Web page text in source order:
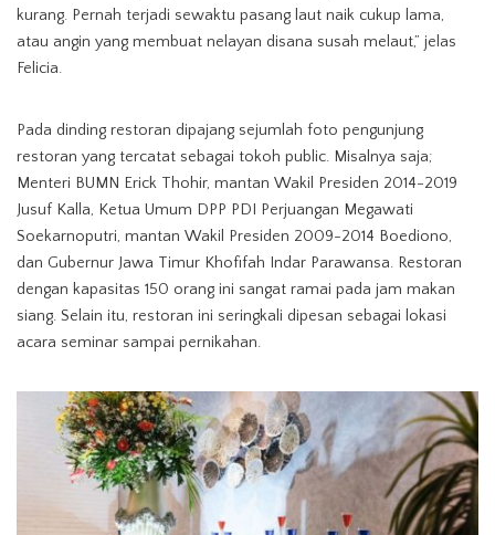
kurang. Pernah terjadi sewaktu pasang laut naik cukup lama,
atau angin yang membuat nelayan disana susah melaut,” jelas
Felicia.
Pada dinding restoran dipajang sejumlah foto pengunjung
restoran yang tercatat sebagai tokoh public. Misalnya saja;
Menteri BUMN Erick Thohir, mantan Wakil Presiden 2014-2019
Jusuf Kalla, Ketua Umum DPP PDI Perjuangan Megawati
Soekarnoputri, mantan Wakil Presiden 2009-2014 Boediono,
dan Gubernur Jawa Timur Khofifah Indar Parawansa. Restoran
dengan kapasitas 150 orang ini sangat ramai pada jam makan
siang. Selain itu, restoran ini seringkali dipesan sebagai lokasi
acara seminar sampai pernikahan.